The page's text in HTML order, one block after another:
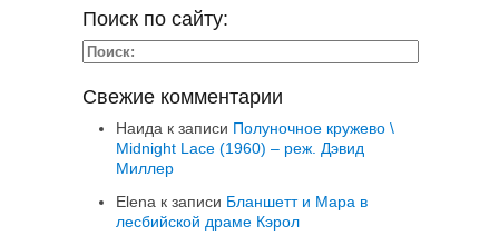
Поиск по сайту:
Свежие комментарии
Наида к записи Полуночное кружево \
Midnight Lace (1960) – реж. Дэвид
Миллер
Elena к записи Бланшетт и Мара в
лесбийской драме Кэрол